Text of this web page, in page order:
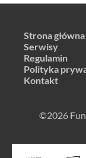
Strona główna
Serwisy
Regulamin
Polityka
Kontakt
©2026